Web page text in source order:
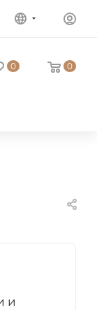
0 0
и